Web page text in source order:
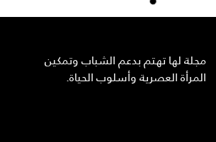
مجلة لها تهتم بدعم الشباب وتمكين
المرأة العصرية وأسلوب الحياة.